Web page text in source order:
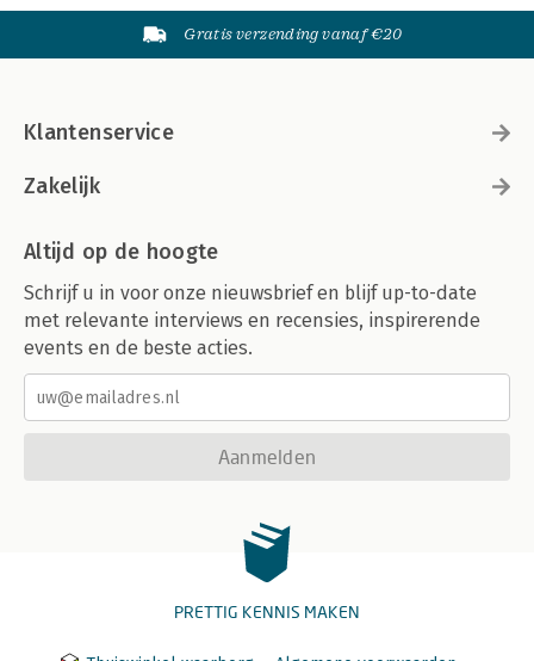
Gratis verzending vanaf €20
Klantenservice
Zakelijk
Altijd op de hoogte
Schrijf u in voor onze nieuwsbrief en blijf up-to-date
met relevante interviews en recensies, inspirerende
events en de beste acties.
Aanmelden
PRETTIG KENNIS MAKEN